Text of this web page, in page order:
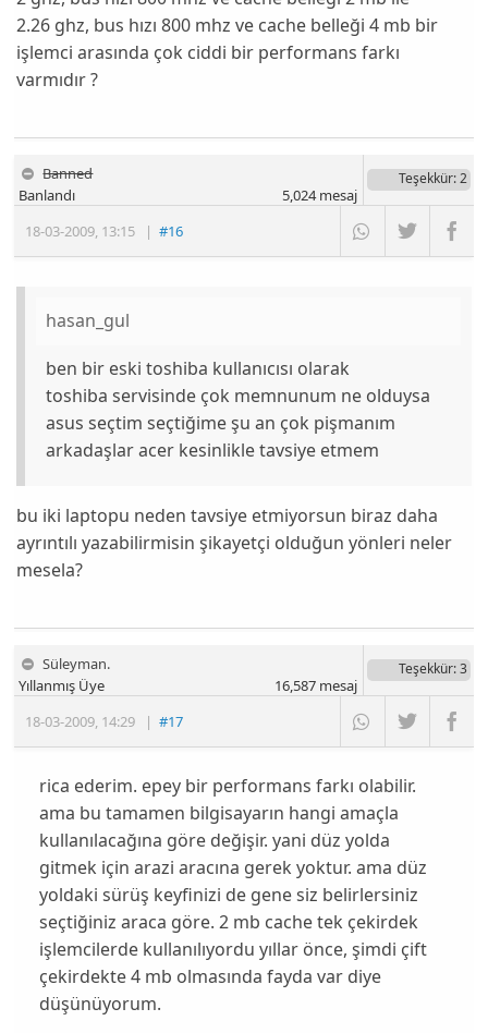
2.26 ghz, bus hızı 800 mhz ve cache belleği 4 mb bir
işlemci arasında çok ciddi bir performans farkı
varmıdır ?
Banned
18-03-2009 13:15 |#16
Banlandı
Teşekkür: 2
5,024mesaj
hasan_gul
ben bir eski toshiba kullanıcısı olarak
toshiba servisinde çok memnunum ne olduysa
asus seçtim seçtiğime şu an çok pişmanım
arkadaşlar acer kesinlikle tavsiye etmem
bu iki laptopu neden tavsiye etmiyorsun biraz daha
ayrıntılı yazabilirmisin şikayetçi olduğun yönleri neler
mesela?
Süleyman.
18-03-2009, 14:29 |#17
Yıllanmış Üye
Teşekkür: 3
16,587mesaj
rica ederim. epey bir performans farkı olabilir.
ama bu tamamen bilgisayarın hangi amaçla
kullanılacağına göre değişir. yani düz yolda
gitmek için arazi aracına gerek yoktur. ama düz
yoldaki sürüş keyfinizi de gene siz belirlersiniz
seçtiğiniz araca göre. 2 mb cache tek çekirdek
işlemcilerde kullanılıyordu yıllar önce, şimdi çift
çekirdekte 4 mb olmasında fayda var diye
düşünüyorum.